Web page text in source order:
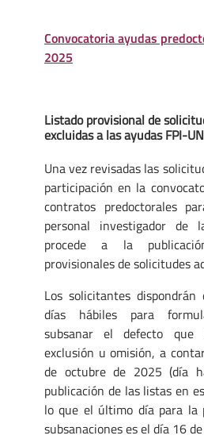
Convocatoria ayudas
2025
Listado provisional de
excluidas a las ayudas FPI-
Una vez revisadas las
participación en la
contratos predoctorales
personal investigador de
procede a la
provisionales de solicitudes
Los solicitantes
días hábiles para
subsanar el defecto que
exclusión u omisión, a
de octubre de 2025 (día
publicación de las listas en
lo que el último día para la
subsanaciones es el día 16